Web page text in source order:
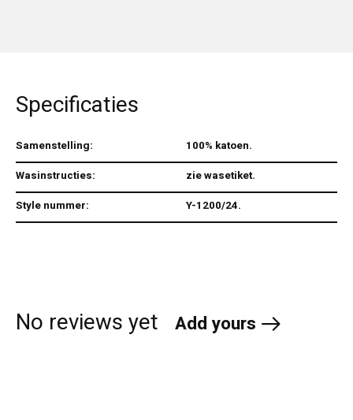
Specificaties
Samenstelling:
100% katoen.
Wasinstructies:
zie wasetiket.
Style nummer:
Y-1200/24.
No reviews yet Add yours